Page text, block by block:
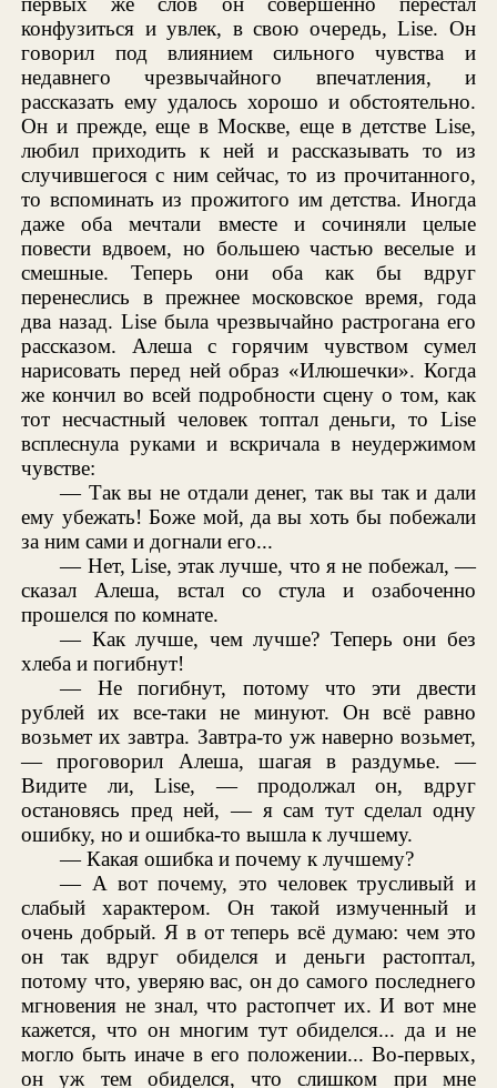
конфузиться и увлек, в свою очередь, Lise. Он
говорил под влиянием сильного чувства и
недавнего чрезвычайного впечатления, и
рассказать ему удалось хорошо и обстоятельно.
Он и прежде, еще в Москве, еще в детстве Lise,
любил приходить к ней и рассказывать то из
случившегося с ним сейчас, то из прочитанного,
то вспоминать из прожитого им детства. Иногда
даже оба мечтали вместе и сочиняли целые
повести вдвоем, но большею частью веселые и
смешные. Теперь они оба как бы вдруг
перенеслись в прежнее московское время, года
два назад. Lise была чрезвычайно растрогана его
рассказом. Алеша с горячим чувством сумел
нарисовать перед ней образ «Илюшечки». Когда
же кончил во всей подробности сцену о том, как
тот несчастный человек топтал деньги, то Lise
всплеснула руками и вскричала в неудержимом
чувстве:
— Так вы не отдали денег, так вы так и дали
ему убежать! Боже мой, да вы хоть бы побежали
за ним сами и догнали его...
— Нет, Lise, этак лучше, что я не побежал, —
сказал Алеша, встал со стула и озабоченно
прошелся по комнате.
— Как лучше, чем лучше? Теперь они без
хлеба и погибнут!
— Не погибнут, потому что эти двести
рублей их все-таки не минуют. Он всё равно
возьмет их завтра. Завтра-то уж наверно возьмет,
— проговорил Алеша, шагая в раздумье. —
Видите ли, Lise, — продолжал он, вдруг
остановясь пред ней, — я сам тут сделал одну
ошибку, но и ошибка-то вышла к лучшему.
— Какая ошибка и почему к лучшему?
— А вот почему, это человек трусливый и
слабый характером. Он такой измученный и
очень добрый. Я в от теперь всё думаю: чем это
он так вдруг обиделся и деньги растоптал,
потому что, уверяю вас, он до самого последнего
мгновения не знал, что растопчет их. И вот мне
кажется, что он многим тут обиделся... да и не
могло быть иначе в его положении... Во-первых,
он уж тем обиделся, что слишком при мне